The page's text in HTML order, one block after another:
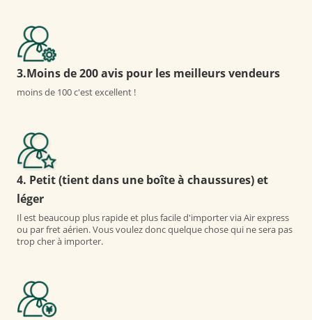
3.Moins de 200 avis pour les meilleurs vendeurs
moins de 100 c'est excellent !
4. Petit (tient dans une boîte à chaussures) et
léger
Il est beaucoup plus rapide et plus facile d'importer via Air express
ou par fret aérien. Vous voulez donc quelque chose qui ne sera pas
trop cher à importer.